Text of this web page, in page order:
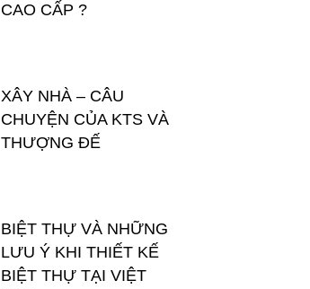
CAO CẤP ?
XÂY NHÀ – CÂU
CHUYỆN CỦA KTS VÀ
THƯỢNG ĐẾ
BIỆT THỰ VÀ NHỮNG
LƯU Ý KHI THIẾT KẾ
BIỆT THỰ TẠI VIỆT